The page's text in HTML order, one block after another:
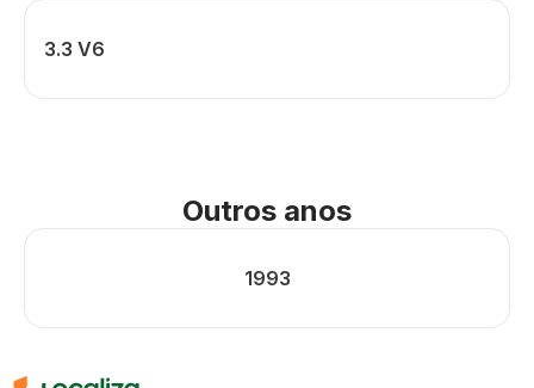
3.3 V6
Outros anos
1993